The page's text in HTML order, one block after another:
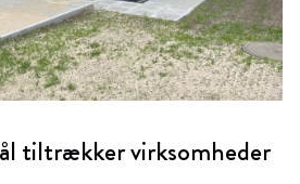
tiltrækker virksomheder